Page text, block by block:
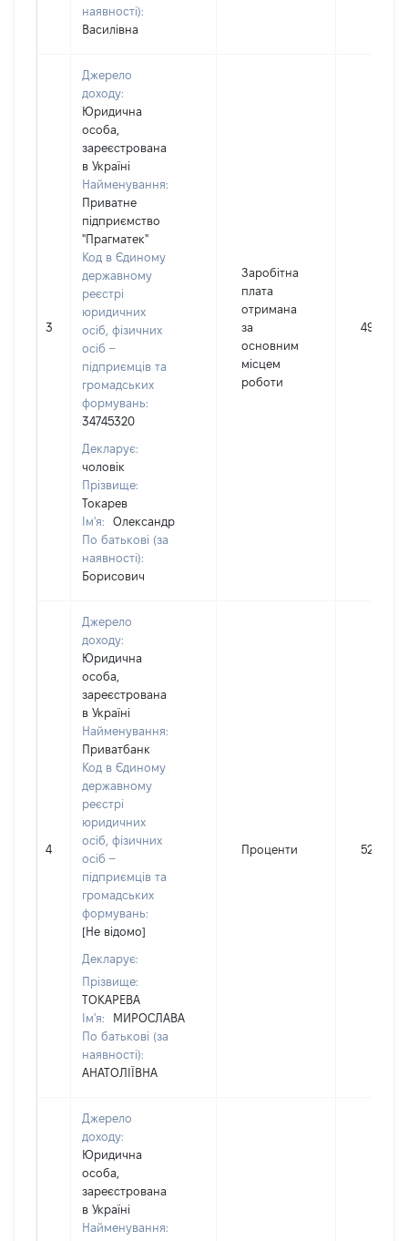
наявності):
Василівна
3
Джерело
доходу:
Юридична
особа,
зареєстрована
в Україні
Найменування:
Приватне
підприємство
"Прагматек"
Код в Єдиному
державному
реєстрі
юридичних
осіб, фізичних
осіб –
підприємців та
громадських
формувань:
34745320
Декларує:
чоловік
Прізвище:
Токарев
Ім'я:
Олександр
По батькові (за
наявності):
Борисович
Заробітна
плата
отримана
за
основним
місцем
роботи
49359
4
Джерело
доходу:
Юридична
особа,
зареєстрована
в Україні
Найменування:
Приватбанк
Код в Єдиному
державному
реєстрі
юридичних
осіб, фізичних
осіб –
підприємців та
громадських
формувань:
[Не відомо]
Декларує:
Прізвище:
ТОКАРЕВА
Ім'я:
МИРОСЛАВА
По батькові (за
наявності):
АНАТОЛІЇВНА
Проценти 52
Джерело
доходу:
Юридична
особа,
зареєстрована
в Україні
Найменування: